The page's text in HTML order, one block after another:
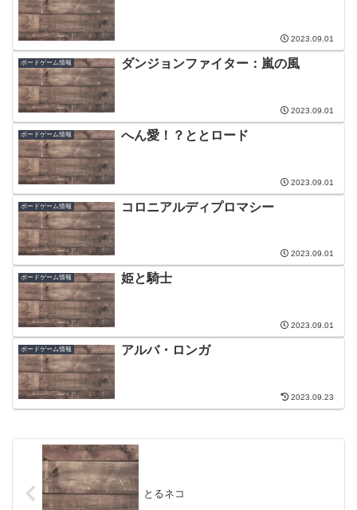
2023.09.01
ボードゲーム情報 ダンジョンファイター：嵐の風
2023.09.01
ボードゲーム情報 へん愛！？ととロード
2023.09.01
ボードゲーム情報 コロニアルディプロマシー
2023.09.01
ボードゲーム情報 姫と騎士
2023.09.01
ボードゲーム情報 アルバ・ロンガ
2023.09.23
とるネコ